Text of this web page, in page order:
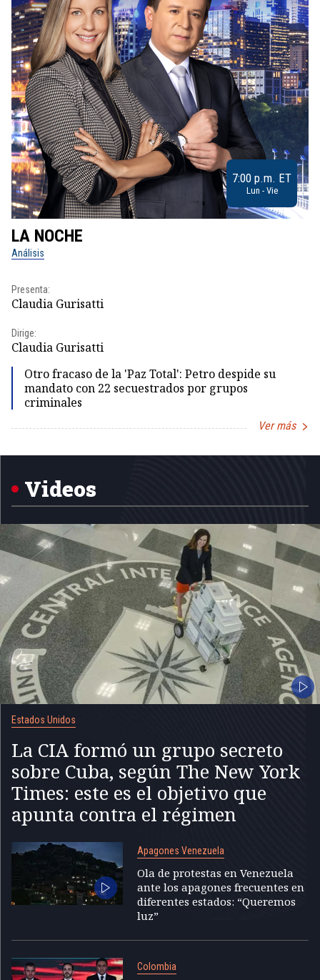
7:00 p.m. ET
Lun - Vie
LA NOCHE
Análisis
Presenta:
Claudia Gurisatti
Dirige:
Claudia Gurisatti
Otro fracaso de la 'Paz Total': Petro despide su
mandato con 22 secuestrados por grupos
criminales
Ver más
Videos
Estados Unidos
La CIA formó un grupo secreto
sobre Cuba, según The New York
Times: este es el objetivo que
apunta contra el régimen
Apagones Venezuela
Ola de protestas en Venezuela
ante los apagones frecuentes en
diferentes estados: “Queremos
luz”
Colombia